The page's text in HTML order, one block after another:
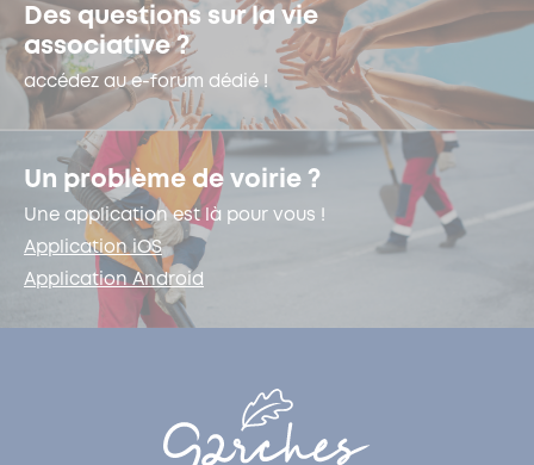
Des questions sur la vie
associative ?
accédez au e-forum dédié !
Un problème de voirie ?
Une application est là pour vous !
Application iOS
Application Android